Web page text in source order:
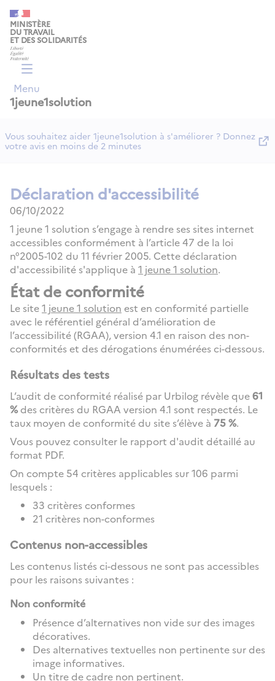
MINISTÈRE
DU TRAVAIL
ET DES SOLIDARITÉS
Menu
1jeune1solution
Vous souhaitez aider 1jeune1solution à s'améliorer ? Donnez
votre avis en moins de 2 minutes
Déclaration d'accessibilité
06/10/2022
1 jeune 1 solution s’engage à rendre ses sites internet
accessibles conformément à l’article 47 de la loi
n°2005-102 du 11 février 2005. Cette déclaration
d'accessibilité s'applique à 1 jeune 1 solution.
État de conformité
Le site1 jeune 1 solution est en conformité partielle
avec le référentiel général d’amélioration de
l’accessibilité (RGAA), version 4.1 en raison des non-
conformités et des dérogations énumérées ci-dessous.
Résultats des tests
L’audit de conformité réalisé par Urbilog révèle que61
%des critères du RGAA version 4.1 sont respectés. Le
taux moyen de conformité du site s’élève à 75 %.
Vous pouvez consulter le rapport d'audit détaillé au
format PDF.
On compte 54 critères applicables sur 106 parmi
lesquels :
33 critères conformes
21 critères non-conformes
Contenus non-accessibles
Les contenus listés ci-dessous ne sont pas accessibles
pour les raisons suivantes :
Non conformité
Présence d’alternatives non vide sur des images
décoratives.
Des alternatives textuelles non pertinente sur des
image informatives.
Un titre de cadre non pertinent.
Panneau de gestion des cookies